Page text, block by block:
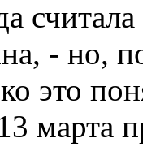
- но,
это
марта